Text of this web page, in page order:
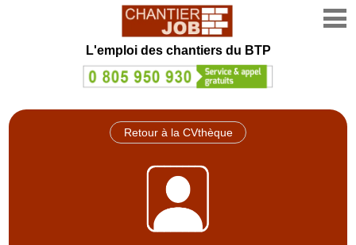
L'emploi des chantiers du BTP
Retour à la CVthèque